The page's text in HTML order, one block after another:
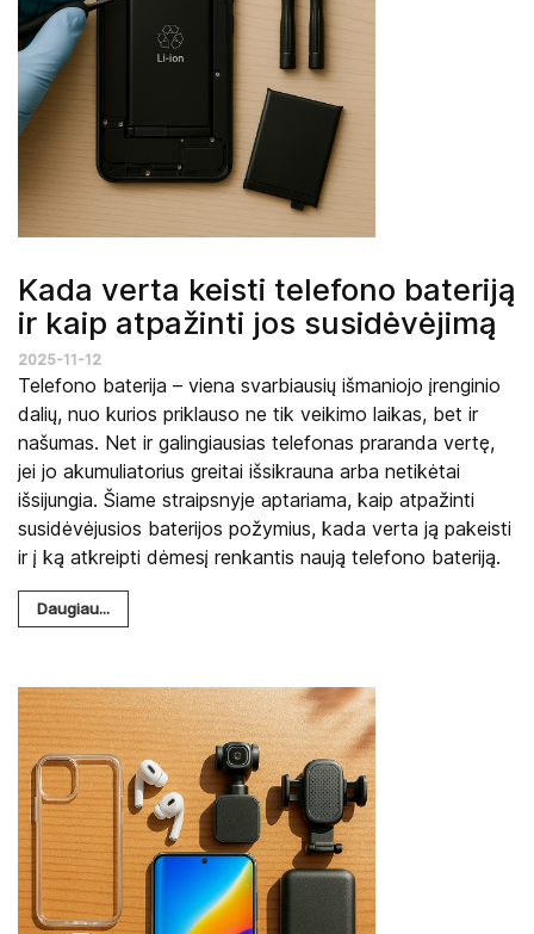
Kada verta keisti telefono bateriją
ir kaip atpažinti jos susidėvėjimą
2025-11-12
Telefono baterija – viena svarbiausių išmaniojo įrenginio
dalių, nuo kurios priklauso ne tik veikimo laikas, bet ir
našumas. Net ir galingiausias telefonas praranda vertę,
jei jo akumuliatorius greitai išsikrauna arba netikėtai
išsijungia. Šiame straipsnyje aptariama, kaip atpažinti
susidėvėjusios baterijos požymius, kada verta ją pakeisti
ir į ką atkreipti dėmesį renkantis naują telefono bateriją.
Daugiau...